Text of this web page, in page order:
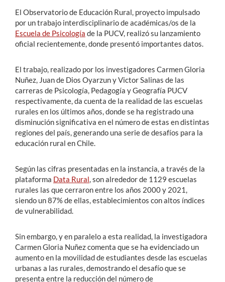
El Observatorio de Educación Rural, proyecto impulsado
por un trabajo interdisciplinario de académicas/os de la
Escuela de Psicología de la PUCV, realizó su lanzamiento
oficial recientemente, donde presentó importantes datos.
El trabajo, realizado por los investigadores Carmen Gloria
Nuñez, Juan de Dios Oyarzun y Victor Salinas de las
carreras de Psicología, Pedagogía y Geografía PUCV
respectivamente, da cuenta de la realidad de las escuelas
rurales en los últimos años, donde se ha registrado una
disminución significativa en el número de estas en distintas
regiones del país, generando una serie de desafíos para la
educación rural en Chile.
Según las cifras presentadas en la instancia, a través de la
plataforma Data Rural , son alrededor de 1129 escuelas
rurales las que cerraron entre los años 2000 y 2021,
siendo un 87% de ellas, establecimientos con altos índices
de vulnerabilidad.
Sin embargo, y en paralelo a esta realidad, la investigadora
Carmen Gloria Nuñez comenta que se ha evidenciado un
aumento en la movilidad de estudiantes desde las escuelas
urbanas a las rurales, demostrando el desafío que se
presenta entre la reducción del número de